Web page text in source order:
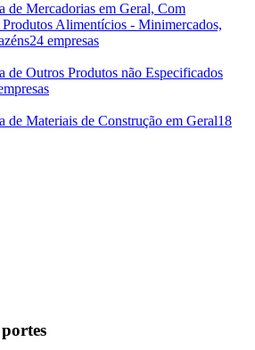
de Mercadorias em Geral, Com
Alimentícios - Minimercados,
24 empresas
de Outros Produtos não Especificados
de Materiais de Construção em Geral18